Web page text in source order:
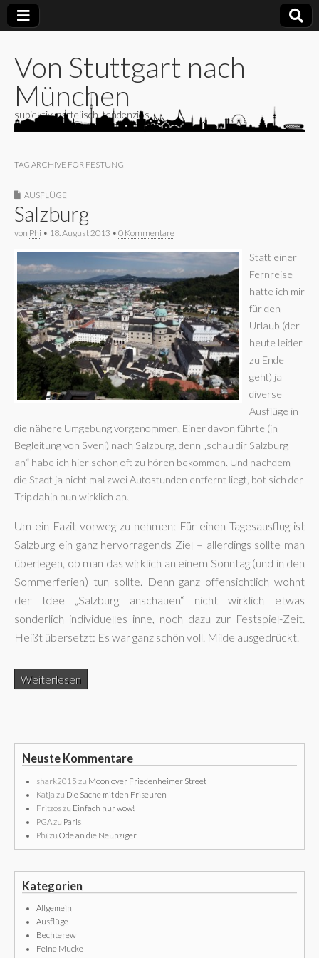
Von Stuttgart nach
München
subjektiv, parteiisch, tendenziös
TAG ARCHIVE FOR FESTUNG
AUSFLÜGE
Salzburg
von Phi • 18. August 2013 • 0 Kommentare
Statt einer
Fernreise
hatte ich mir
für den
Urlaub (der
heute leider
zu Ende
geht) ja
diverse
Ausflüge in
die nähere Umgebung vorgenommen. Einer davon führte (in
Begleitung von Sveni) nach Salzburg, denn „schau dir Salzburg
an“ habe ich hier schon oft zu hören bekommen. Und nachdem
die Stadt ja nicht mal zwei Autostunden entfernt liegt, bot sich der
Trip dahin nun wirklich an.
Um ein Fazit vorweg zu nehmen: Für einen Tagesausflug ist
Salzburg ein ganz hervorragends Ziel – allerdings sollte man
überlegen, ob man das wirklich an einem Sonntag (und in den
Sommerferien) tun sollte. Denn ganz offensichtlich wohnt
der Idee „Salzburg anschauen“ nicht wirklich etwas
sonderlich individuelles inne, noch dazu zur Festspiel-Zeit.
Heißt übersetzt: Es war ganz schön voll. Milde ausgedrückt.
Weiterlesen
Neuste Kommentare
shark2015 zu Moon over Friedenheimer Street
Katja zu Die Sache mit den Friseuren
Fritzoszu Einfach nur wow!
PGAzu Paris
Phi zu Ode an die Neunziger
Kategorien
Allgemein
Ausflüge
Bechterew
Feine Mucke